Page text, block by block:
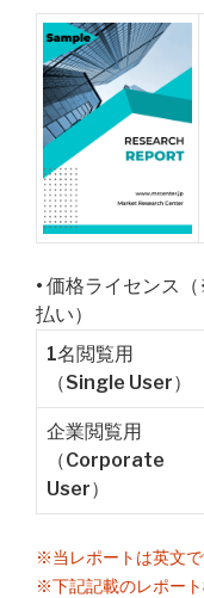
• 価格ライセンス
払い）
1名閲覧用
（Single User）
企業閲覧用
（Corporate
User）
※当レポートは英文で
※下記記載のレポー